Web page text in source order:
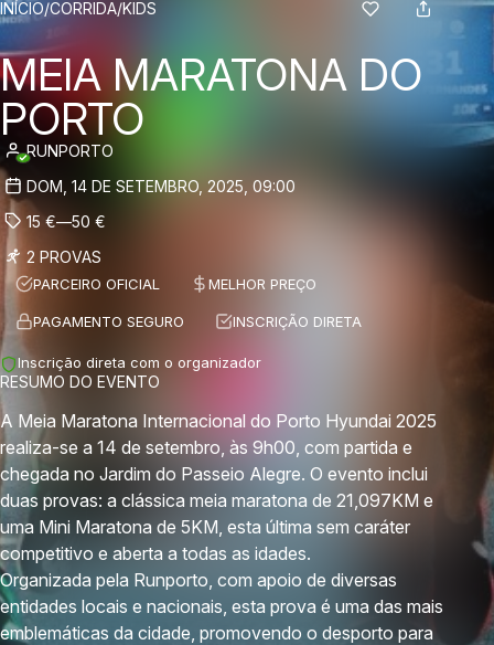
BREADCRUMBS
INÍCIO/CORRIDA/KIDS
MEIA MARATONA DO
PORTO
RUNPORTO
DOM, 14 DE SETEMBRO, 2025, 09:00
15 €—50 €
2 PROVAS
PARCEIRO OFICIAL MELHOR PREÇO
PAGAMENTO SEGURO INSCRIÇÃO DIRETA
Inscrição direta com o organizador
RESUMO DO EVENTO
A Meia Maratona Internacional do Porto Hyundai 2025
realiza-se a 14 de setembro, às 9h00, com partida e
chegada no Jardim do Passeio Alegre. O evento inclui
duas provas: a clássica meia maratona de 21,097KM e
uma Mini Maratona de 5KM, esta última sem caráter
competitivo e aberta a todas as idades.
Organizada pela Runporto, com apoio de diversas
entidades locais e nacionais, esta prova é uma das mais
emblemáticas da cidade, promovendo o desporto para